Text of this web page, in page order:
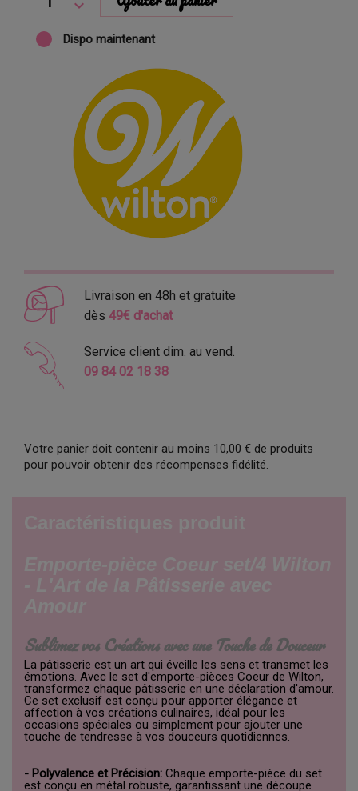
Dispo maintenant
Livraison en 48h et gratuite
dès 49€ d'achat
Service client dim. au vend.
09 84 02 18 38
Votre panier doit contenir au moins 10,00 € de produits
pour pouvoir obtenir des récompenses fidélité.
Sublimez vos Créations avec une Touche de Douceur
La pâtisserie est un art qui éveille les sens et transmet les
émotions. Avec le set d'emporte-pièces Coeur de Wilton,
transformez chaque pâtisserie en une déclaration d'amour.
Ce set exclusif est conçu pour apporter élégance et
affection à vos créations culinaires, idéal pour les
occasions spéciales ou simplement pour ajouter une
touche de tendresse à vos douceurs quotidiennes.
- Polyvalence et Précision: Chaque emporte-pièce du set
est conçu en métal robuste, garantissant une découpe